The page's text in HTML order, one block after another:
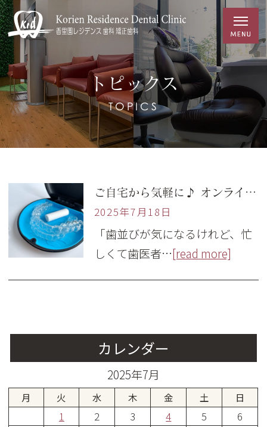
トピックス
TOPICS
ご自宅から気軽に♪ オンライン矯正相談をはじめました！
2025年7月18日
「歯並びが気になるけれど、忙
しくて歯医者…[read more]
カレンダー
2025年7月
月 火 水 木 金 土 日
1 2 3 4 5
6